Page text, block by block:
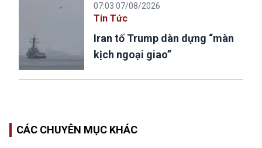
07:03 07/08/2026
Tin Tức
Iran tố Trump dàn dựng “màn
kịch ngoại giao”
CÁC CHUYÊN MỤC KHÁC